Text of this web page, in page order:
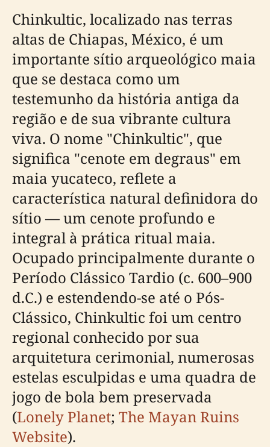
Chinkultic, localizado nas terras
altas de Chiapas, México, é um
importante sítio arqueológico maia
que se destaca como um
testemunho da história antiga da
região e de sua vibrante cultura
viva. O nome "Chinkultic", que
significa "cenote em degraus" em
maia yucateco, reflete a
característica natural definidora do
sítio — um cenote profundo e
integral à prática ritual maia.
Ocupado principalmente durante o
Período Clássico Tardio (c. 600–900
d.C.) e estendendo-se até o Pós-
Clássico, Chinkultic foi um centro
regional conhecido por sua
arquitetura cerimonial, numerosas
estelas esculpidas e uma quadra de
jogo de bola bem preservada
(Lonely Planet; The Mayan Ruins
Website).